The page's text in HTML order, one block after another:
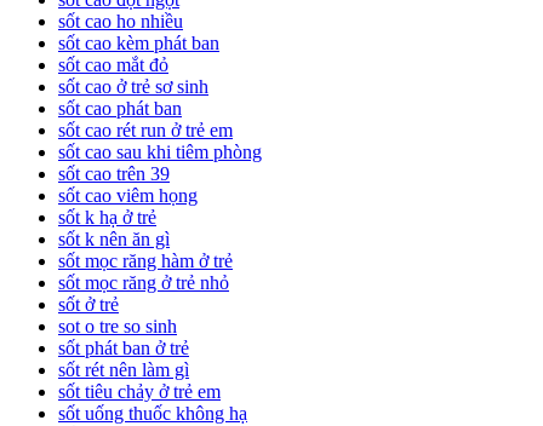
sốt cao ho nhiều
sốt cao kèm phát ban
sốt cao mắt đỏ
sốt cao ở trẻ sơ sinh
sốt cao phát ban
sốt cao rét run ở trẻ em
sốt cao sau khi tiêm phòng
sốt cao trên 39
sốt cao viêm họng
sốt k hạ ở trẻ
sốt k nên ăn gì
sốt mọc răng hàm ở trẻ
sốt mọc răng ở trẻ nhỏ
sốt ở trẻ
sot o tre so sinh
sốt phát ban ở trẻ
sốt rét nên làm gì
sốt tiêu chảy ở trẻ em
sốt uống thuốc không hạ